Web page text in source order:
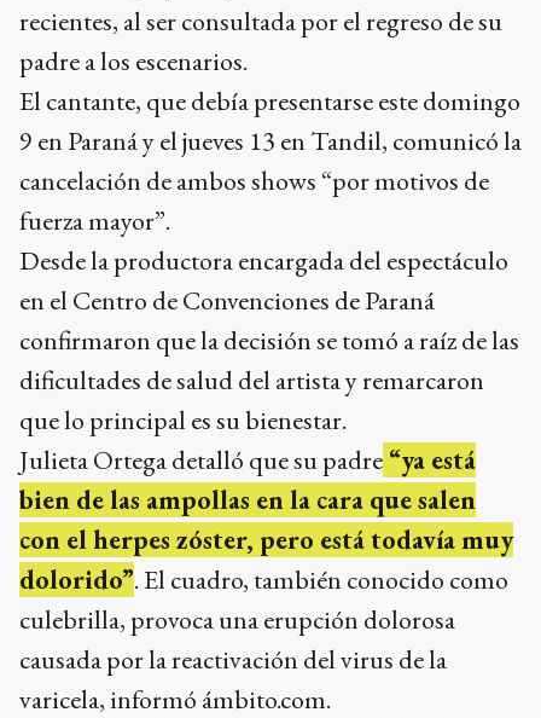
recientes, al ser consultada por el regreso de su
padre a los escenarios.
El cantante, que debía presentarse este domingo
9 en Paraná y el jueves 13 en Tandil, comunicó la
cancelación de ambos shows “por motivos de
fuerza mayor”.
Desde la productora encargada del espectáculo
en el Centro de Convenciones de Paraná
confirmaron que la decisión se tomó a raíz de las
dificultades de salud del artista y remarcaron
que lo principal es su bienestar.
Julieta Ortega detalló que su padre “ya está
bien de las ampollas en la cara que salen
con el herpes zóster, pero está todavía muy
dolorido”. El cuadro, también conocido como
culebrilla, provoca una erupción dolorosa
causada por la reactivación del virus de la
varicela, informó ámbito.com.